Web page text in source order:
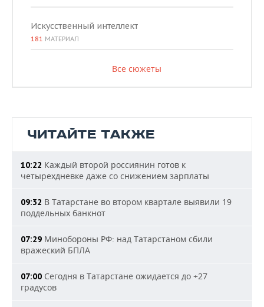
Искусственный интеллект
181 МАТЕРИАЛ
Все сюжеты
ЧИТАЙТЕ ТАКЖЕ
10:22 Каждый второй россиянин готов к
четырехдневке даже со снижением зарплаты
09:32 В Татарстане во втором квартале выявили 19
поддельных банкнот
07:29 Минобороны РФ: над Татарстаном сбили
вражеский БПЛА
07:00 Сегодня в Татарстане ожидается до +27
градусов